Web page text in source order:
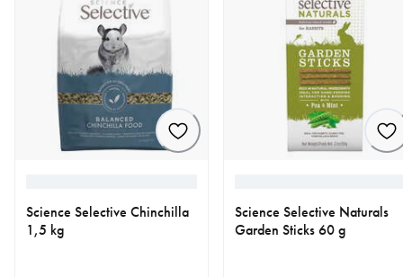
Science Selective Chinchilla
1,5 kg
Science Selective Naturals
Garden Sticks 60 g